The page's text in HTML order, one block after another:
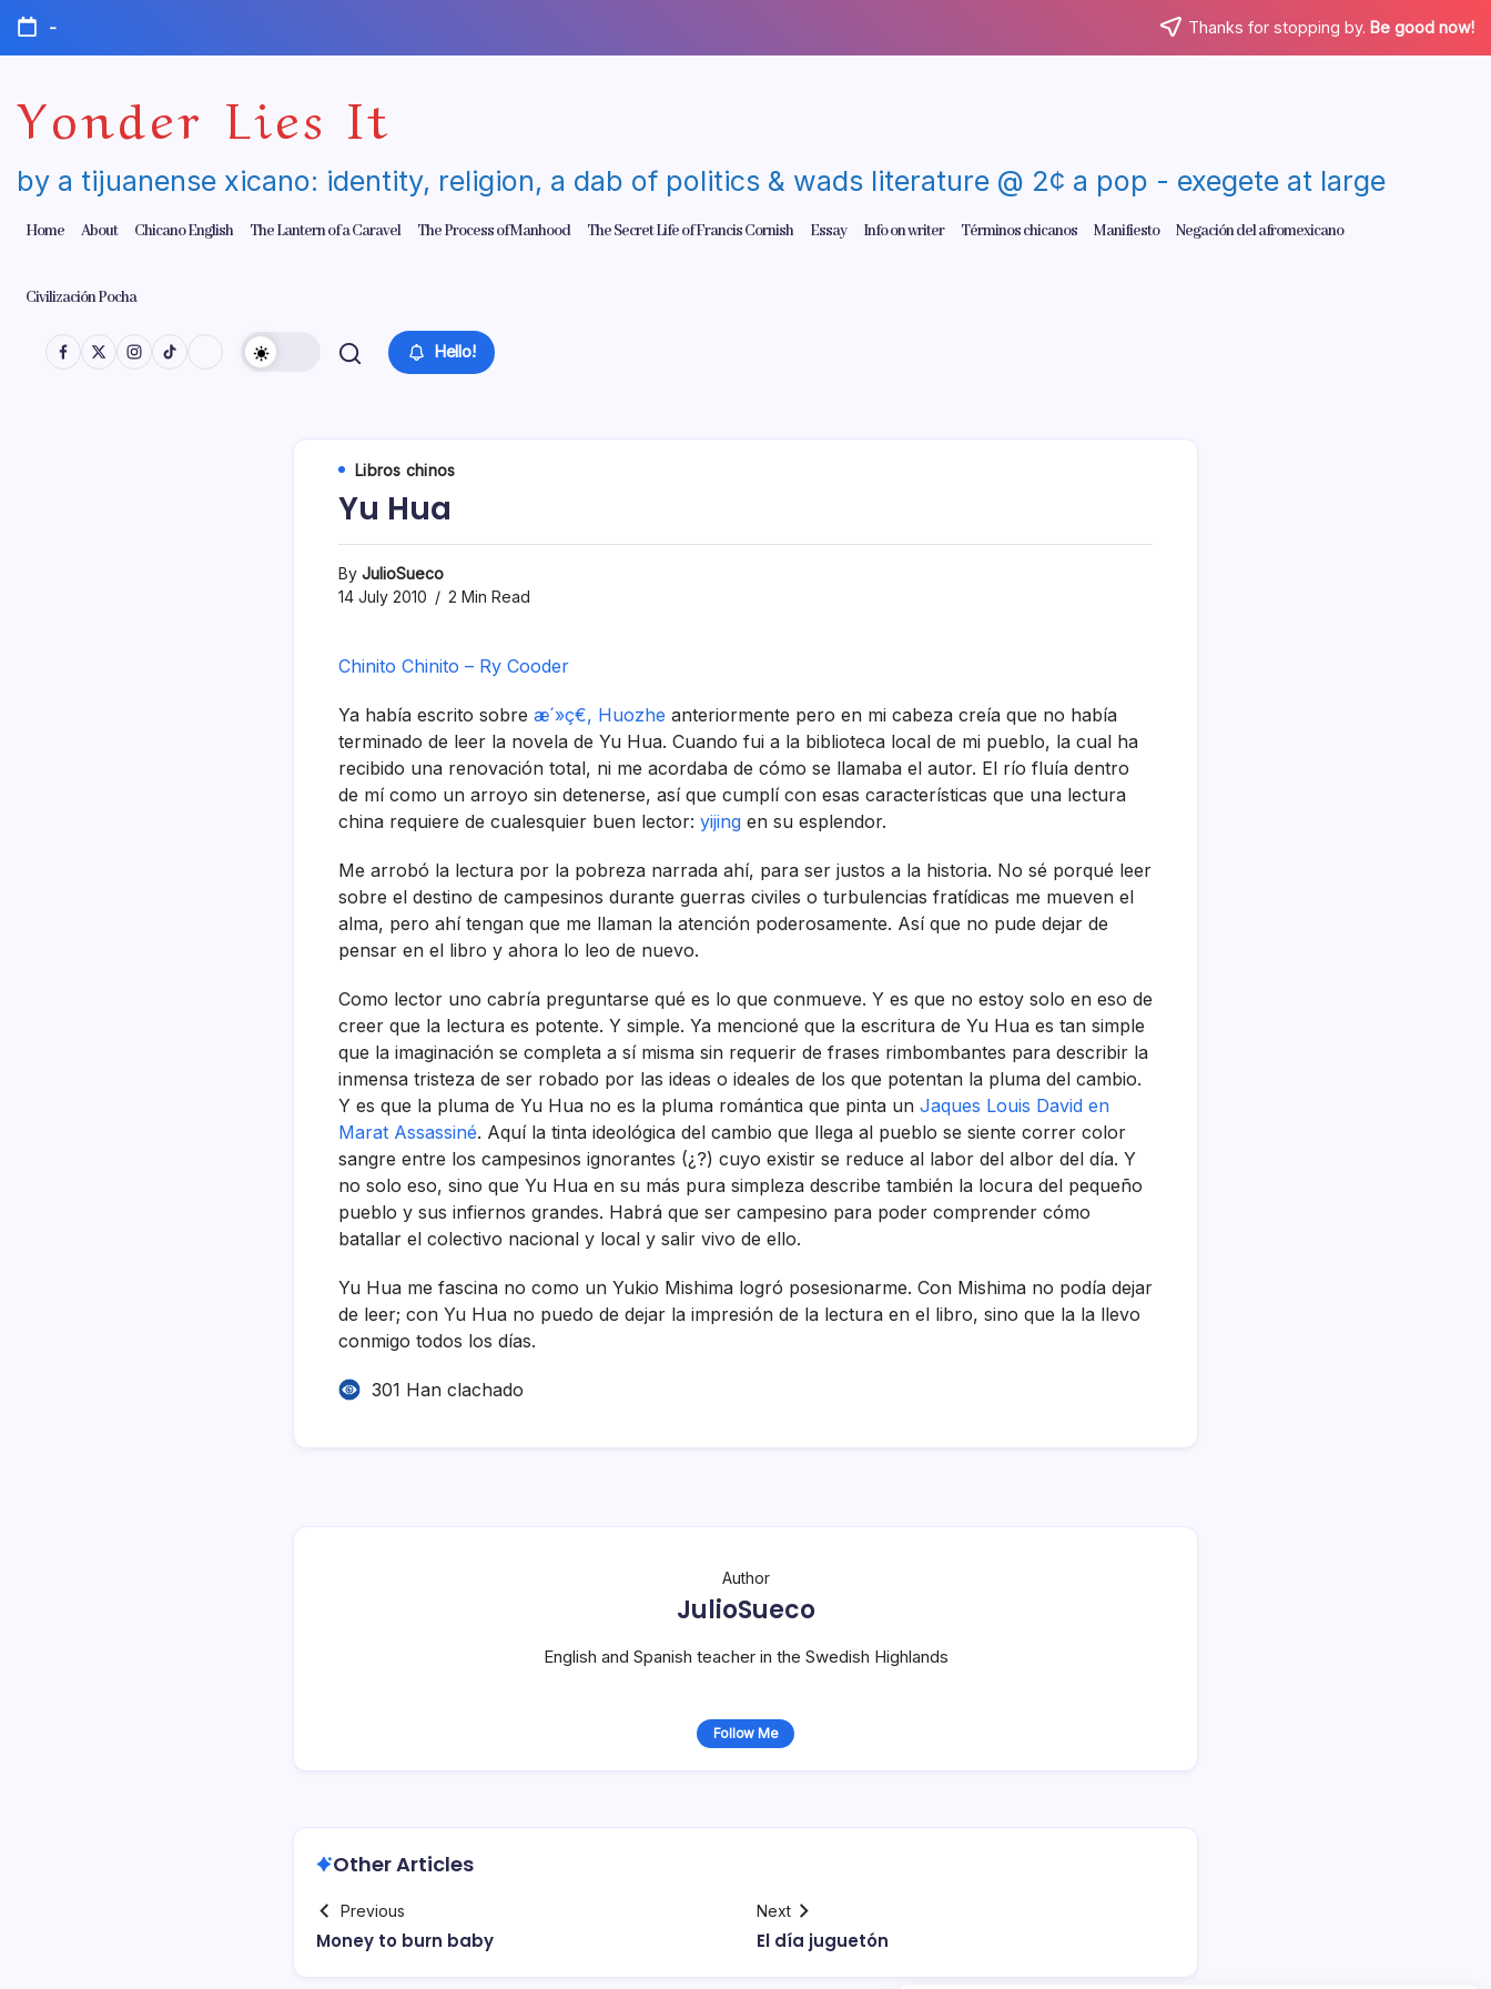
Skip
content
- Thanks for stopping by. Be good now!
Yonder Lies It
by a tijuanense xicano: identity, religion, a dab of politics & wads literature @ 2¢ a pop - exegete at large
Home About Chicano English The Lantern of a Caravel The Process of Manhood The Secret Life of Francis Cornish Essay Info on writer Términos chicanos Manifiesto Negación del afromexicano
Civilización Pocha
Hello!
Libros chinos
Yu Hua
By JulioSueco
14 July 2010
2 Min Read
Chinito Chinito – Ry Cooder
Ya habí­a escrito sobre æ´»ç€, Huozhe anteriormente pero en mi cabeza creí­a que no habí­a
terminado de leer la novela de Yu Hua. Cuando fui a la biblioteca local de mi pueblo, la cual ha
recibido una renovación total, ni me acordaba de cómo se llamaba el autor. El rí­o fluí­a dentro
de mí­ como un arroyo sin detenerse, así­ que cumplí­ con esas caracterí­sticas que una lectura
china requiere de cualesquier buen lector: yijing en su esplendor.
Me arrobó la lectura por la pobreza narrada ahí­, para ser justos a la historia. No sé porqué leer
sobre el destino de campesinos durante guerras civiles o turbulencias fratí­dicas me mueven el
alma, pero ahí­ tengan que me llaman la atención poderosamente. Así­ que no pude dejar de
pensar en el libro y ahora lo leo de nuevo.
Como lector uno cabrí­a preguntarse qué es lo que conmueve. Y es que no estoy solo en eso de
creer que la lectura es potente. Y simple. Ya mencioné que la escritura de Yu Hua es tan simple
que la imaginación se completa a sí­ misma sin requerir de frases rimbombantes para describir la
inmensa tristeza de ser robado por las ideas o ideales de los que potentan la pluma del cambio.
Y es que la pluma de Yu Hua no es la pluma romántica que pinta un Jaques Louis David en
Marat Assassiné. Aquí­ la tinta ideológica del cambio que llega al pueblo se siente correr color
sangre entre los campesinos ignorantes (¿?) cuyo existir se reduce al labor del albor del dí­a. Y
no solo eso, sino que Yu Hua en su más pura simpleza describe también la locura del pequeño
pueblo y sus infiernos grandes. Habrá que ser campesino para poder comprender cómo
batallar el colectivo nacional y local y salir vivo de ello.
Yu Hua me fascina no como un Yukio Mishima logró posesionarme. Con Mishima no podí­a dejar
de leer; con Yu Hua no puedo de dejar la impresión de la lectura en el libro, sino que la la llevo
conmigo todos los dí­as.
301 Han clachado
Author
JulioSueco
English and Spanish teacher in the Swedish Highlands
Follow Me
Other Articles
Previous
Money to burn baby
Next
El dí­a juguetón